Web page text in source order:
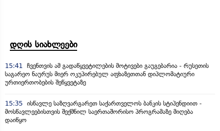
დღის სიახლეები
15:41 ჩვენთვის ამ გადაწყვეტილების მოტივები გაუგებარია - რუსეთის
საგარეო ნაურუს მიერ ოკუპირებულ აფხაზეთთან დიპლომატიური
ურთიერთობების შეწყვეტაზე
15:35 ისწავლე საზღვარგარეთ საქართველოს ბანკის სტიპენდიით -
მოსწავლეებისთვის შექმნილ საერთაშორისო პროგრამაზე მიღება
დაიწყო